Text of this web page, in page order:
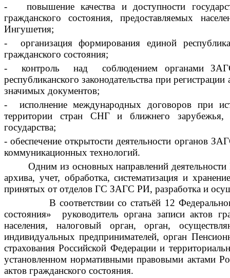
- повышение качества и доступности
гражданского состояния, предоставляемых
Ингушетия;
- организация формирования единой
гражданского состояния;
- контроль над соблюдением органами ЗАГС
республиканского законодательства при
значимых документов;
- исполнение международных договоров при
территории стран СНГ и ближнего зарубежья,
государства;
-обеспечение открытости деятельности органов
коммуникационных технологий.
Одним из основных направлений
архива, учет, обработка, систематизация и
принятых от отделов ГС ЗАГС РИ, разработка и
В соответствии со статьёй 12
состояния»
руководитель органа записи актов
населения, налоговый орган, орган,
индивидуальных предпринимателей, орган
страхования Российской Федерации и
установленном нормативными правовыми актами
актов гражданского состояния.